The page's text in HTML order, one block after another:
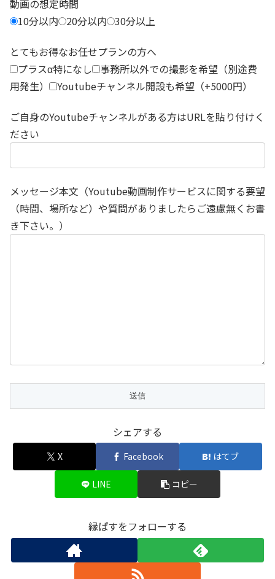
動画の想定時間
10分以内
20分以内 30分以上
とてもお得なお任せプランの方へ
プラスα特になし
事務所以外での撮影を希望（別途費
用発生）
Youtubeチャンネル開設も希望（+5000円）
ご自身のYoutubeチャンネルがある方はURLを貼り付けく
ださい
メッセージ本文（Youtube動画制作サービスに関する要望
（時間、場所など）や質問がありましたらご遠慮無くお書
き下さい。）
シェアする
X Facebook はてブ
LINE コピー
縁ぱすをフォローする